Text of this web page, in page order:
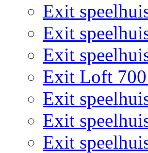
Exit
Exit
Exit
Exit Loft
Exit
Exit
Exit